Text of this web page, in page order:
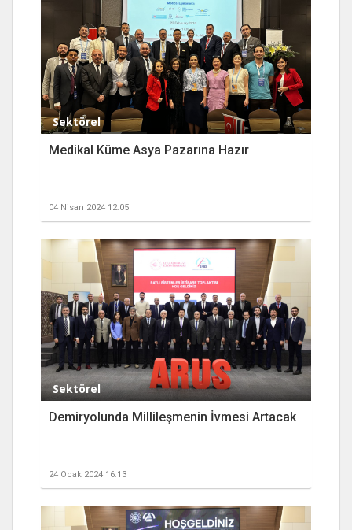
Sektörel
Medikal Küme Asya Pazarına Hazır
04 Nisan 2024 12:05
Sektörel
Demiryolunda Millileşmenin İvmesi Artacak
24 Ocak 2024 16:13